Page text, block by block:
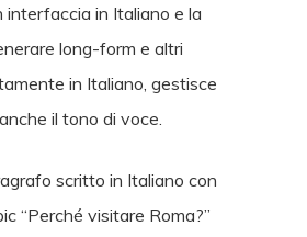
interfaccia in Italiano e la
long-form e altri
in Italiano, gestisce
il tono di voce.
scritto in Italiano con
“Perché visitare Roma?”